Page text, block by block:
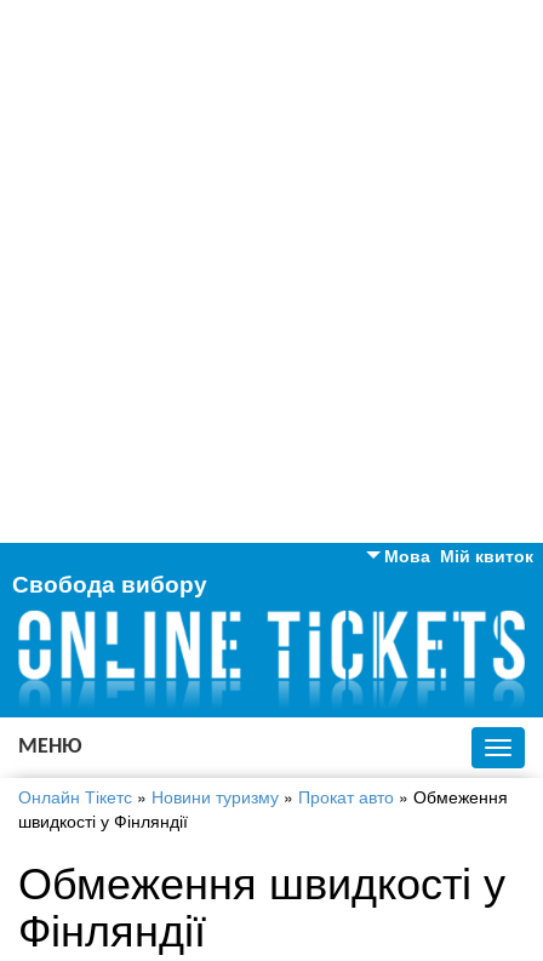
Мій квиток
Мова
Англійська
Російська
Українська
Свобода вибору
МЕНЮ
Онлайн Тікетс » Новини туризму » Прокат авто » Обмеження
швидкості у Фінляндії
Обмеження швидкості у
Фінляндії